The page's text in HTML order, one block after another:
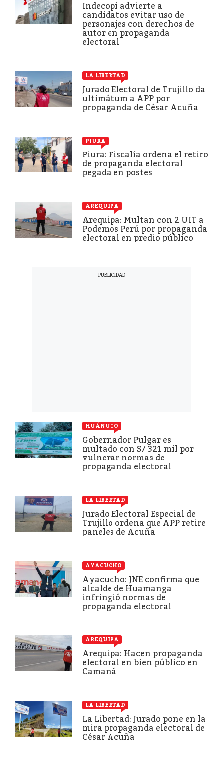
Indecopi advierte a
candidatos evitar uso de
personajes con derechos de
autor en propaganda
electoral
LA LIBERTAD
Jurado Electoral de Trujillo da
ultimátum a APP por
propaganda de César Acuña
PIURA
Piura: Fiscalía ordena el retiro
de propaganda electoral
pegada en postes
AREQUIPA
Arequipa: Multan con 2 UIT a
Podemos Perú por propaganda
electoral en predio público
HUÁNUCO
Gobernador Pulgar es
multado con S/ 321 mil por
vulnerar normas de
propaganda electoral
LA LIBERTAD
Jurado Electoral Especial de
Trujillo ordena que APP retire
paneles de Acuña
AYACUCHO
Ayacucho: JNE confirma que
alcalde de Huamanga
infringió normas de
propaganda electoral
AREQUIPA
Arequipa: Hacen propaganda
electoral en bien público en
Camaná
LA LIBERTAD
La Libertad: Jurado pone en la
mira propaganda electoral de
César Acuña